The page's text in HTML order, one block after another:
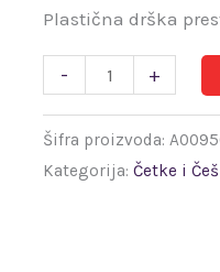
Plastična drška
- +
Šifra proizvoda:
Kategorija:Četke i